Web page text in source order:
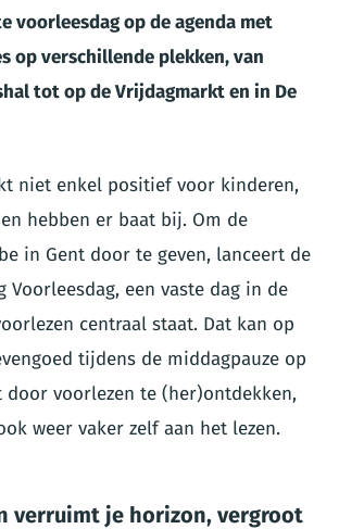
voorleesdag op de agenda met
op verschillende plekken, van
tot op de Vrijdagmarkt en in De
niet enkel positief voor kinderen,
hebben er baat bij. Om de
in Gent door te geven, lanceert de
Voorleesdag, een vaste dag in de
centraal staat. Dat kan op
tijdens de middagpauze op
door voorlezen te (her)ontdekken,
weer vaker zelf aan het lezen.
verruimt je horizon, vergroot